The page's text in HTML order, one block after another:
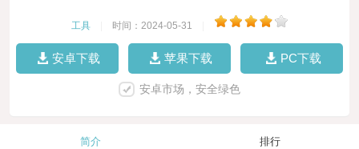
工具 时间：2024-05-31
安卓下载 苹果下载 PC下载
安卓市场，安全绿色
简介 排行